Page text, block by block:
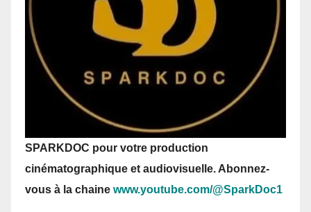
SPARKDOC pour votre production
cinématographique et audiovisuelle. Abonnez-
vous à la chaine www.youtube.com/@SparkDoc1